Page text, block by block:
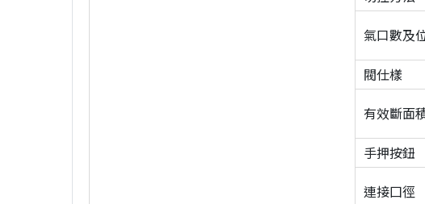
氣口數及
閥仕樣
有效斷面
手押按鈕
連接囗徑